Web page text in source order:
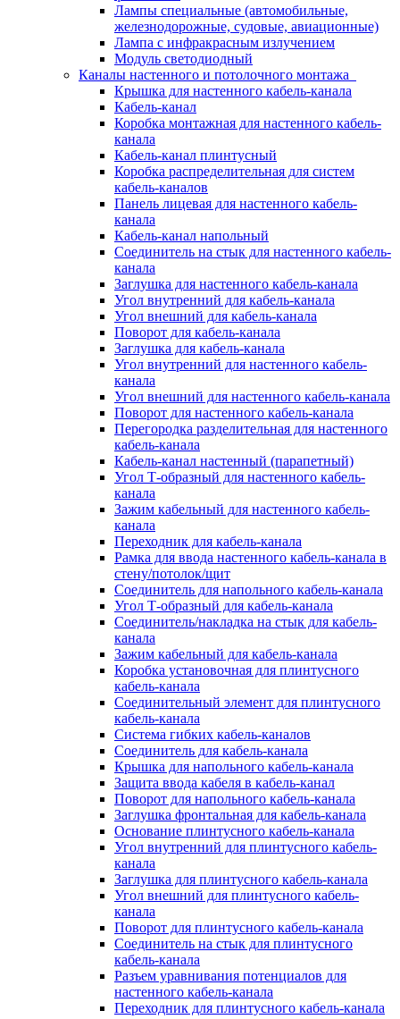
Лампы специальные (автомобильные,
железнодорожные, судовые, авиационные)
Лампа с инфракрасным излучением
Модуль светодиодный
Каналы настенного и потолочного монтажа
Крышка для настенного кабель-канала
Кабель-канал
Коробка монтажная для настенного кабель-
канала
Кабель-канал плинтусный
Коробка распределительная для систем
кабель-каналов
Панель лицевая для настенного кабель-
канала
Кабель-канал напольный
Соединитель на стык для настенного кабель-
канала
Заглушка для настенного кабель-канала
Угол внутренний для кабель-канала
Угол внешний для кабель-канала
Поворот для кабель-канала
Заглушка для кабель-канала
Угол внутренний для настенного кабель-
канала
Угол внешний для настенного кабель-канала
Поворот для настенного кабель-канала
Перегородка разделительная для настенного
кабель-канала
Кабель-канал настенный (парапетный)
Угол Т-образный для настенного кабель-
канала
Зажим кабельный для настенного кабель-
канала
Переходник для кабель-канала
Рамка для ввода настенного кабель-канала в
стену/потолок/щит
Соединитель для напольного кабель-канала
Угол Т-образный для кабель-канала
Соединитель/накладка на стык для кабель-
канала
Зажим кабельный для кабель-канала
Коробка установочная для плинтусного
кабель-канала
Соединительный элемент для плинтусного
кабель-канала
Система гибких кабель-каналов
Соединитель для кабель-канала
Крышка для напольного кабель-канала
Защита ввода кабеля в кабель-канал
Поворот для напольного кабель-канала
Заглушка фронтальная для кабель-канала
Основание плинтусного кабель-канала
Угол внутренний для плинтусного кабель-
канала
Заглушка для плинтусного кабель-канала
Угол внешний для плинтусного кабель-
канала
Поворот для плинтусного кабель-канала
Соединитель на стык для плинтусного
кабель-канала
Разъем уравнивания потенциалов для
настенного кабель-канала
Переходник для плинтусного кабель-канала